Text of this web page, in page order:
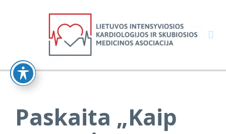

Paskaita „Kaip